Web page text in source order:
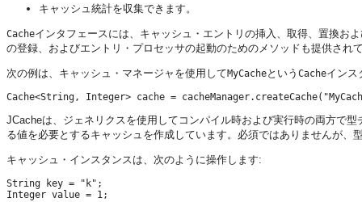
キャッシュ統計を収集できます。
Cacheインタフェースには、キャッシュ・エントリの挿入、取得、置換お
の登録、およびエントリ・プロセッサの起動のためのメソッドも提供され
次の例は、キャッシュ・マネージャを使用してMyCacheという Cacheインス
JCacheは、ジェネリクスを使用してコンパイル時および実行時の両方で
る値を必要とするキャッシュを作成しています。必須ではありませんが、
キャッシュ・インスタンスは、次のように操作します:
String key = "k";
Integer value = 1;